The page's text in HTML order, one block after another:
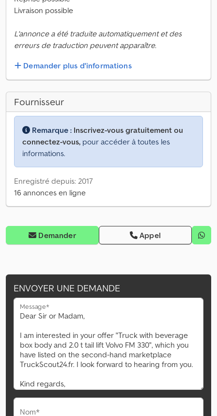
Livraison possible
L'annonce a été traduite automatiquement et des
erreurs de traduction peuvent apparaître.
Demander plus d'informations
Fournisseur
Remarque : Inscrivez-vous gratuitement ou
connectez-vous, pour accéder à toutes les
informations.
Enregistré depuis: 2017
16 annonces en ligne
Demander Appel
ENVOYER UNE DEMANDE
Message*
Nom*